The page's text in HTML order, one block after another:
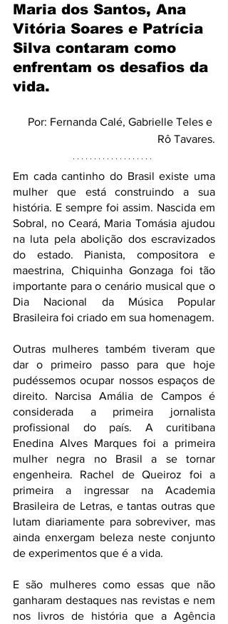
Maria dos Santos, Ana
Vitória Soares e Patrícia
Silva contaram como
enfrentam os desafios da
vida.
Por: Fernanda Calé, Gabrielle Teles e
Rô Tavares.
Em cada cantinho do Brasil existe uma
mulher que está construindo a sua
história. E sempre foi assim. Nascida em
Sobral, no Ceará, Maria Tomásia ajudou
na luta pela abolição dos escravizados
do estado. Pianista, compositora e
maestrina, Chiquinha Gonzaga foi tão
importante para o cenário musical que o
Dia Nacional da Música Popular
Outras mulheres também tiveram que
dar o primeiro passo para que hoje
pudéssemos ocupar nossos espaços de
direito. Narcisa Amália de Campos é
considerada a primeira jornalista
profissional do país. A curitibana
Enedina Alves Marques foi a primeira
mulher negra no Brasil a se tornar
engenheira. Rachel de Queiroz foi a
primeira a ingressar na Academia
Brasileira de Letras, e tantas outras que
lutam diariamente para sobreviver, mas
ainda enxergam beleza neste conjunto
de experimentos que é a vida.
E são mulheres como essas que não
ganharam destaques nas revistas e nem
nos livros de história que a Agência